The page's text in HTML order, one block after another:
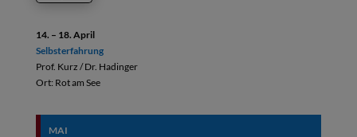
14. – 18. April
Selbsterfahrung
Prof. Kurz / Dr. Hadinger
Ort: Rot am See
MAI